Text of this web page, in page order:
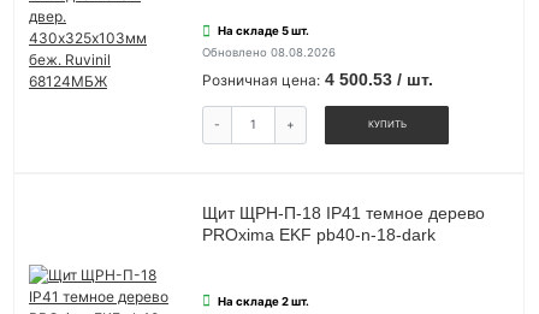
На складе 5 шт.
Обновлено 08.08.2026
Розничная цена: 4 500.53 / шт.
- + КУПИТЬ
Щит ЩРН-П-18 IP41 темное дерево
PROxima EKF pb40-n-18-dark
На складе 2 шт.